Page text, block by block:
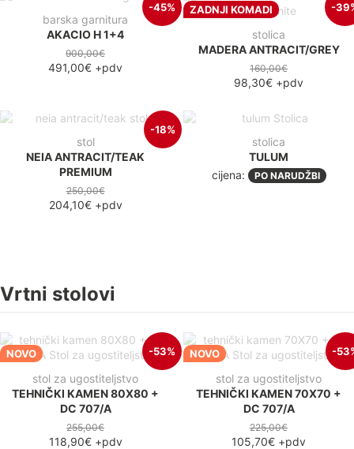
-45%
barska garnitura
AKACIO H 1+4
900,00€
491,00€ +pdv
ZADNJI KOMADI -
stolica
MADERA ANTRACIT/GREY
160,00€
98,30€ +pdv
-18%
stol
NEIA ANTRACIT/TEAK
PREMIUM
250,00€
204,10€+pdv
stolica
TULUM
cijena:
PO NARUDŽBI
Vrtni stolovi
NOVO -53%
stol za ugostiteljstvo
TEHNIČKI KAMEN 80X80 +
DC 707/A
255,00€
118,90€+pdv
NOVO -
stol za ugostiteljstvo
TEHNIČKI KAMEN 70X70 +
DC 707/A
225,00€
105,70€ +pdv